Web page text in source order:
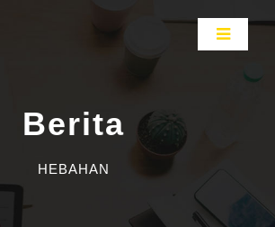
Berita
HEBAHAN